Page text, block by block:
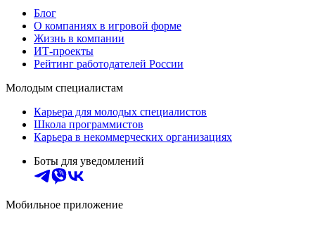
Блог
О компаниях в игровой форме
Жизнь в компании
ИТ-проекты
Рейтинг работодателей России
Молодым специалистам
Карьера для молодых специалистов
Школа программистов
Карьера в некоммерческих организациях
Боты для уведомлений
Мобильное приложение